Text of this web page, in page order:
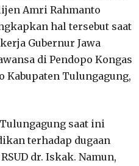
Amri Rahmanto
hal tersebut saat
Gubernur Jawa
di Pendopo Kongas
Kabupaten Tulungagung,
saat ini
terhadap dugaan
dr. Iskak. Namun,